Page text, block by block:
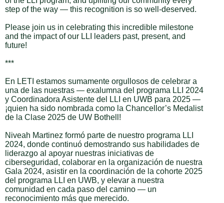
step of the way — this recognition is so well-deserved.
Please join us in celebrating this incredible milestone
and the impact of our LLI leaders past, present, and
future!
***
En LETI estamos sumamente orgullosos de celebrar a
una de las nuestras — exalumna del programa LLI 2024
y Coordinadora Asistente del LLI en UWB para 2025 —
¡quien ha sido nombrada como la Chancellor’s Medalist
de la Clase 2025 de UW Bothell!
Niveah Martinez formó parte de nuestro programa LLI
2024, donde continuó demostrando sus habilidades de
liderazgo al apoyar nuestras iniciativas de
ciberseguridad, colaborar en la organización de nuestra
Gala 2024, asistir en la coordinación de la cohorte 2025
del programa LLI en UWB, y elevar a nuestra
comunidad en cada paso del camino — un
reconocimiento más que merecido.